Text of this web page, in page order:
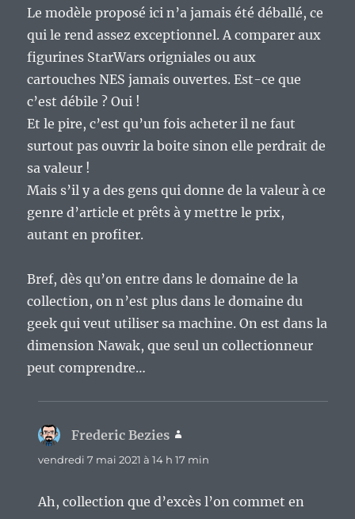
Le modèle proposé ici n’a jamais été déballé, ce
qui le rend assez exceptionnel. A comparer aux
figurines StarWars origniales ou aux
cartouches NES jamais ouvertes. Est-ce que
c’est débile ? Oui !
Et le pire, c’est qu’un fois acheter il ne faut
surtout pas ouvrir la boite sinon elle perdrait de
sa valeur !
Mais s’il y a des gens qui donne de la valeur à ce
genre d’article et prêts à y mettre le prix,
autant en profiter.
Bref, dès qu’on entre dans le domaine de la
collection, on n’est plus dans le domaine du
geek qui veut utiliser sa machine. On est dans la
dimension Nawak, que seul un collectionneur
peut comprendre…
Frederic Bezies
vendredi 7 mai 2021 à 14 h 17 min
Ah, collection que d’excès l’on commet en